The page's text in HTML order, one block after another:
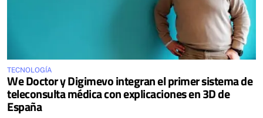
TECNOLOGÍA
We Doctor y Digimevo integran el primer sistema de
teleconsulta médica con explicaciones en 3D de
España